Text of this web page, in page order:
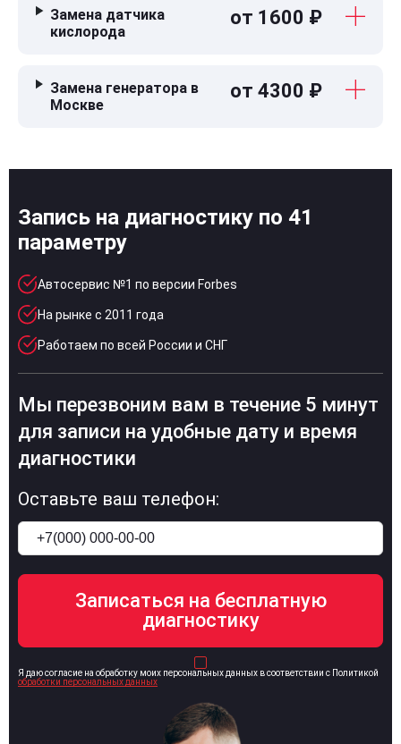
Замена датчика
кислорода
от 1600 ₽
Замена генератора в
Москве
от 4300 ₽
Запись на диагностику по 41
параметру
Автосервис №1 по версии Forbes
На рынке с 2011 года
Работаем по всей России и СНГ
Мы перезвоним вам в течение 5 минут
для записи на удобные дату и время
диагностики
Оставьте ваш телефон:
Я даю согласие на обработку моих персональных данных в соответствии с Политикой
обработки персональных данных